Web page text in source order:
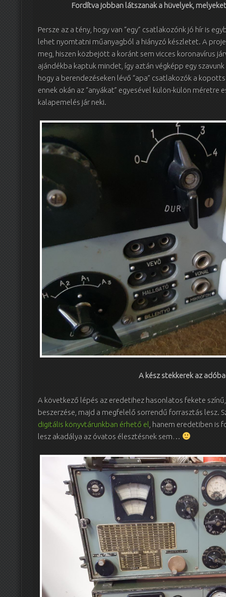
Fordítva jobban látszanak a hüvelyek,
Persze az a tény, hogy van “egy” csatlakozónk jó hír is
lehet nyomtatni műanyagból a hiányzó készletet. A
meg, hiszen közbejött a koránt sem vicces koronavírus
ajándékba kaptuk mindet, így aztán végképp egy
hogy a berendezéseken lévő “apa” csatlakozók a
ennek okán az “anyákat” egyesével külön-külön méretre
kalapemelés jár neki.
A kész stekkerek az
A következő lépés az eredetihez hasonlatos fekete
beszerzése, majd a megfelelő sorrendű forrasztás lesz.
digitális könyvtárunkban érhető el , hanem eredetiben
lesz akadálya az óvatos élesztésnek sem…